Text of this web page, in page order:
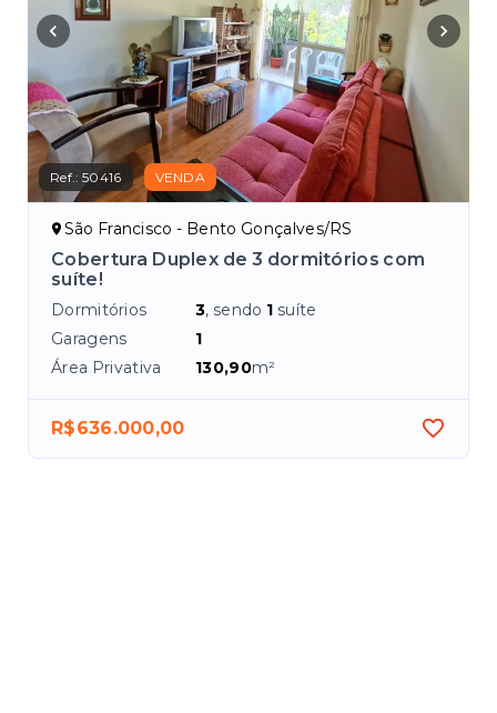
Ref.:50416 VENDA
São Francisco - Bento Gonçalves/RS
Cobertura Duplex de 3 dormitórios com
suíte!
Dormitórios 3, sendo 1 suíte
Garagens
1
Área Privativa
130,90m²
R$636.000,00